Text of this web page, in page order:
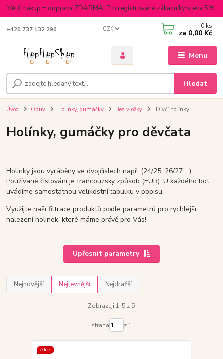
Větší nákup = doprava ZDARMA. Pro registrované zákazníky sleva 5%.
Menu
CZK
Hledat
+420 737 132 290 0 ks
za 0,00 Kč
Úvod Obuv Holinky, gumáčky Bez vložky Dívčí holínky
Holínky, gumáčky pro děvčata
Holinky jsou vyráběny ve dvojčíslech např. (24/25, 26/27 ...).
Používané číslování je francouzský způsob (EUR). U každého bot
uvádíme samostatnou velikostní tabulku v popisu.
Využijte naší filtrace produktů podle parametrů pro rychlejší
nalezení holinek, které máme právě pro Vás!
Upřesnit parametry
Nejnovější Nejlevnější Nejdražší
Zobrazuji 1-5 z 5
strana z 1
Akce